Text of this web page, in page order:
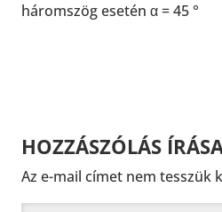
háromszög esetén α = 45 °
HOZZÁSZÓLÁS
Az e-mail címet nem tesszük